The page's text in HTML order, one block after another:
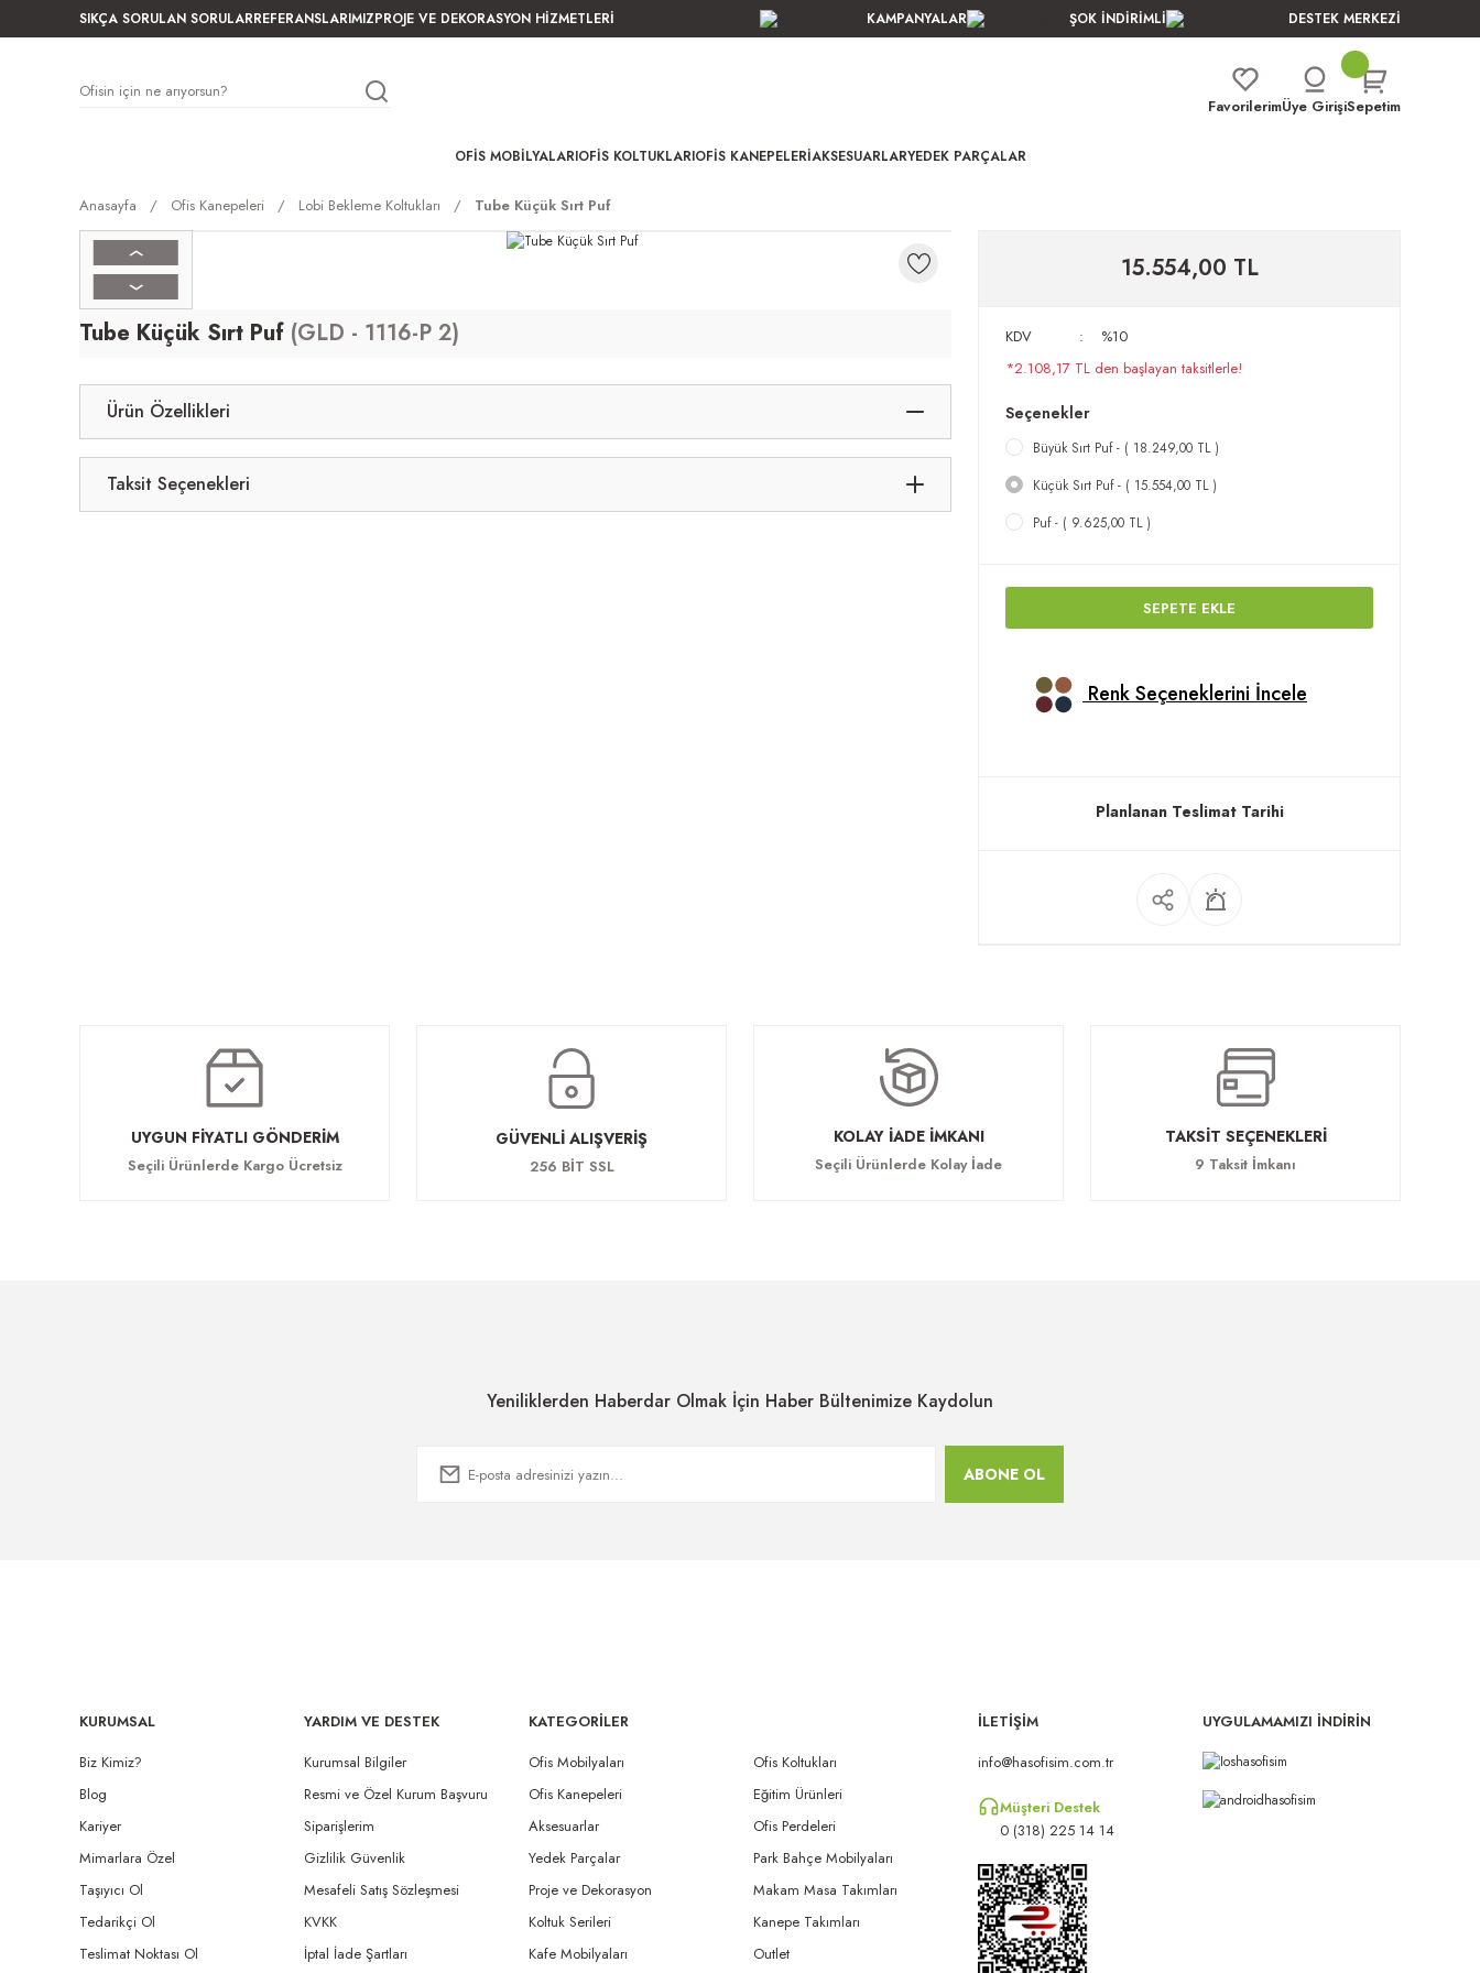
SIKÇA SORULAN SORULARREFERANSLARIMIZPROJE VE DEKORASYON HİZMETLERİ KAMPANYALAR ŞOK İNDİRİMLİ DESTEK MERKEZİ
FavorilerimÜye GirişiSepetim
OFIS MOBILYALARIOFIS KOLTUKLARIOFIS KANEPELERIAKSESUARLARYEDEK PARÇALAR
Anasayfa Ofis Kanepeleri Lobi Bekleme Koltukları Tube Küçük Sırt Puf
Tube Küçük Sırt Puf (GLD - 1116-P 2)
Ürün Özellikleri
Taksit Seçenekleri
15.554,00 TL
KDV
%10
*2.108,17 TL den başlayan taksitlerle!
Seçenekler
Büyük Sırt Puf - ( 18.249,00 TL )
Küçük Sırt Puf - ( 15.554,00 TL )
Puf - ( 9.625,00 TL )
SEPETE EKLE
Renk Seçeneklerini İncele
Planlanan Teslimat Tarihi
UYGUN FİYATLI GÖNDERİM
Seçili Ürünlerde Kargo Ücretsiz
GÜVENLİ ALIŞVERİŞ
256 BİT SSL
KOLAY İADE İMKANI
Seçili Ürünlerde Kolay İade
TAKSİT SEÇENEKLERİ
9 Taksit İmkanı
Yeniliklerden Haberdar Olmak İçin Haber Bültenimize Kaydolun
ABONE OL
KURUMSAL
Biz Kimiz?
Blog
Kariyer
Mimarlara Özel
Taşıyıcı Ol
Tedarikçi Ol
Teslimat Noktası Ol
YARDIM VE DESTEK
Kurumsal Bilgiler
Resmi ve Özel Kurum Başvuru
Siparişlerim
Gizlilik Güvenlik
Mesafeli Satış Sözleşmesi
KVKK
İptal İade Şartları
KATEGORİLER
Ofis Mobilyaları
Ofis Koltukları
Ofis Kanepeleri
Eğitim Ürünleri
Aksesuarlar
Ofis Perdeleri
Yedek Parçalar
Park Bahçe Mobilyaları
Proje ve Dekorasyon
Makam Masa Takımları
Koltuk Serileri
Kanepe Takımları
Kafe Mobilyaları
Outlet
İLETİŞİM
info@hasofisim.com.tr
Müşteri Destek
0 (318) 225 14 14
UYGULAMAMIZI İNDİRİN